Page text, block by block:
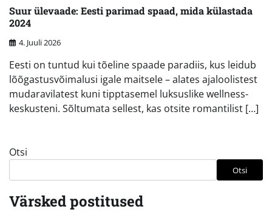
Suur ülevaade: Eesti parimad spaad, mida külastada
2024
4. Juuli 2026
Eesti on tuntud kui tõeline spaade paradiis, kus leidub
lõõgastusvõimalusi igale maitsele – alates ajaloolistest
mudaravilatest kuni tipptasemel luksuslike wellness-
keskusteni. Sõltumata sellest, kas otsite romantilist […]
Otsi
Otsi
Värsked postitused